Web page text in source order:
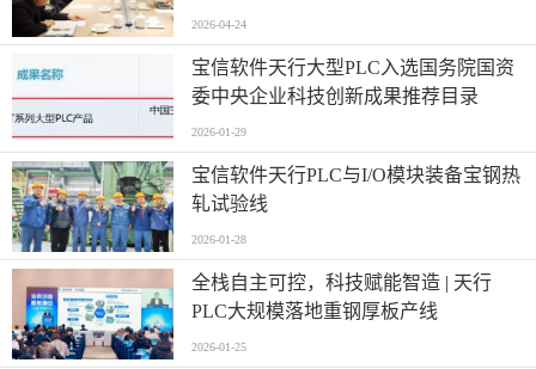
新
2026-04-24
宝信软件天行大型PLC入选国务院国资
委中央企业科技创新成果推荐目录
2026-01-29
宝信软件天行PLC与I/O模块装备宝钢热
轧试验线
2026-01-28
全栈自主可控，科技赋能智造 | 天行
PLC大规模落地重钢厚板产线
2026-01-25